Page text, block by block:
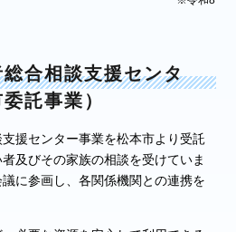
合相談支援センタ
委託事業）
援センター事業を松本市より受託
及びその家族の相談を受けていま
に参画し、各関係機関との連携を